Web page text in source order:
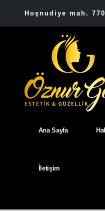
Hoşnudiye mah.
Ana Sayfa
İletişim